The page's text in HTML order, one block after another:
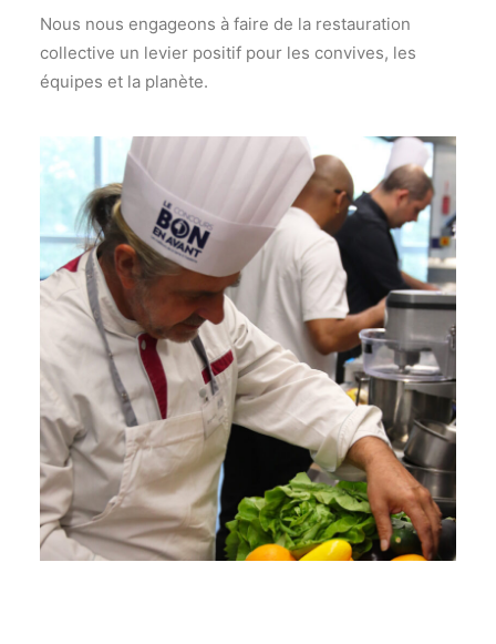
Nous nous engageons à faire de la restauration
collective un levier positif pour les convives, les
équipes et la planète.